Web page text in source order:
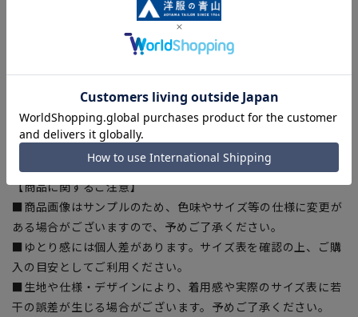
ウエストに横方向のストレッチ性を与え腰周り快適
交互に履くことで綺麗にパンツ長持ち
【シルエット】《細め(スリム)》 (当社比)
【商品に関するご注意】
■商品画像はサンプルのため、色味やサイズ等の仕様に変更が
ある場合がございますので、予めご了承ください。
■ゆとり感には個人差があります。サイズ表を確認の上、ご購
入の目安としてご利用ください。
■生地や仕様・デザインにより、着用感や実際のサイズ表に若
干の誤差が生じる場合がございます。予めご了承ください。